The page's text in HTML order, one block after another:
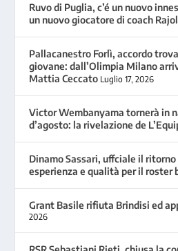
Ruvo di Puglia, c’é un nuovo
un nuovo giocatore di coach
Pallacanestro Forlì, accordo
giovane: dall’Olimpia Milano
Mattia Ceccato Luglio 17, 2026
Victor Wembanyama tornerà in
d’agosto: la rivelazione de
Dinamo Sassari, uffciale il
esperienza e qualità per il roster
Grant Basile rifiuta Brindisi ed
2026